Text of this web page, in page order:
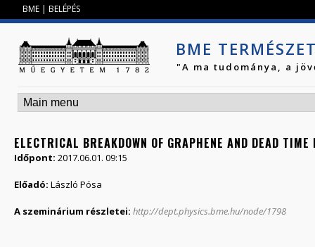
BME | BELÉPÉS
BME
"A ma tudománya, a
ELECTRICAL BREAKDOWN OF GRAPHENE AND DEAD
Időpont: 2017.06.01. 09:15
Előadó: László Pósa
A szeminárium részletei: http://dept.physics.bme.hu/node/1798